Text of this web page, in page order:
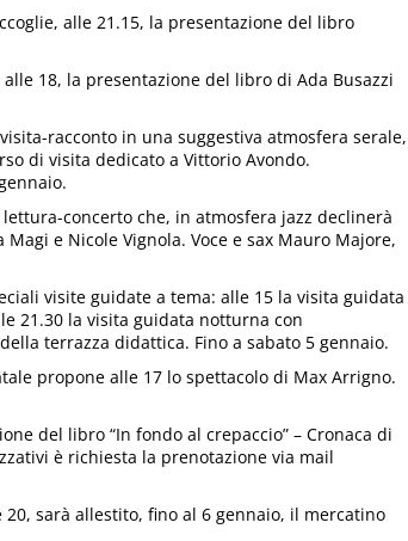
alle 21.15, la presentazione del libro
18, la presentazione del libro di Ada Busazzi
racconto in una suggestiva atmosfera serale,
di visita dedicato a Vittorio Avondo.
concerto che, in atmosfera jazz declinerà
e Nicole Vignola. Voce e sax Mauro Majore,
visite guidate a tema: alle 15 la visita guidata
21.30 la visita guidata notturna con
terrazza didattica. Fino a sabato 5 gennaio.
propone alle 17 lo spettacolo di Max Arrigno.
del libro “In fondo al crepaccio” – Cronaca di
è richiesta la prenotazione via mail
sarà allestito, fino al 6 gennaio, il mercatino